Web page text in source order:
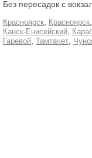
Без пересадок с
Красноярск Красноярск
Канск-Енисейский
Гаревой Тамтачет